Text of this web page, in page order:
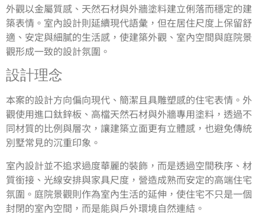
外觀以金屬質感、天然石材與外牆塗料建立俐落而穩定的建
築表情。室內設計則延續現代語彙，但在居住尺度上保留舒
適、安定與細膩的生活感，使建築外觀、室內空間與庭院景
觀形成一致的設計氛圍。
設計理念
本案的設計方向偏向現代、簡潔且具雕塑感的住宅表情。外
觀使用進口鈦鋅板、高檔天然石材與外牆專用塗料，透過不
同材質的比例與層次，讓建築立面更有立體感，也避免傳統
別墅常見的沉重印象。
室內設計並不追求過度華麗的裝飾，而是透過空間秩序、材
質銜接、光線安排與家具尺度，營造成熟而安定的高端住宅
氛圍。庭院景觀則作為室內生活的延伸，使住宅不只是一個
封閉的室內空間，而是能與戶外環境自然連結。